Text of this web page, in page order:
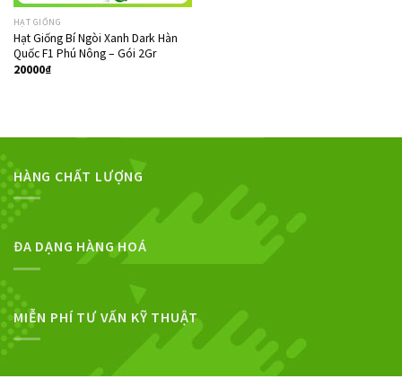
HẠT GIỐNG
Hạt Giống Bí Ngòi Xanh Dark Hàn
Quốc F1 Phú Nông – Gói 2Gr
20000₫
HÀNG CHẤT LƯỢNG
ĐA DẠNG HÀNG HOÁ
MIỄN PHÍ TƯ VẤN KỸ THUẬT